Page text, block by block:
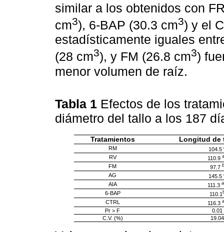
similar a los obtenidos con
cm3), 6-BAP (30.3 cm3) y el
estadísticamente iguales
(28 cm3), y FM (26.8 cm3)
menor volumen de raíz.
Tabla 1 Efectos de los
diámetro del tallo a los 187
Tratamientos Longitud de
RM 104.5
RV 110.9
FM 97.7 b
AG 145.5
AIA 111.3
6-BAP 110.1
CTRL 116.3
Pr > F
0.01
C.V. (%)
19.04